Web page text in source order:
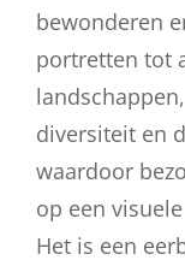
bewonderen
portretten tot
diversiteit en
waardoor
op een
Het is een